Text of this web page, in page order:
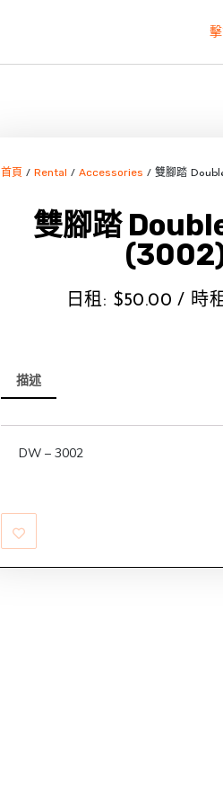
首頁 / Rental / Accessories / 雙腳踏
雙腳踏
日租: $50.00 / 時
描述
DW – 3002